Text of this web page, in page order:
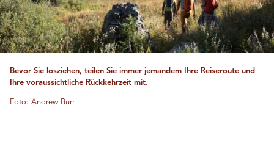
Bevor Sie losziehen, teilen Sie immer jemandem Ihre Reiseroute und
Ihre voraussichtliche Rückkehrzeit mit.
Foto: Andrew Burr